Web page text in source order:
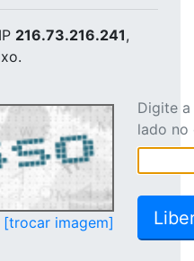
216.73.216.241,
[trocar imagem]
Digite
lado no